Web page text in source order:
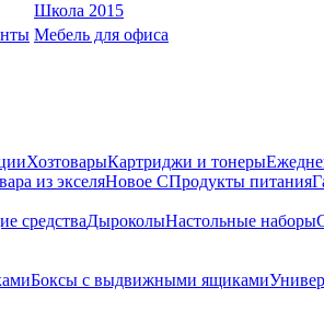
Школа 2015
Мебель для офиса
ХозтоварыКартриджи и тонеры
из экселяНовое СПродукты питания
средстваДыроколыНастольные наборы
Боксы с выдвижными ящиками